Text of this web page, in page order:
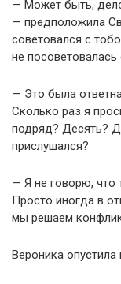
— Может быть,
— предположила
советовался с
не посоветовалась
— Это была
Сколько раз я
подряд? Десять?
прислушался?
— Я не говорю, что
Просто иногда в
мы решаем
Вероника опустила